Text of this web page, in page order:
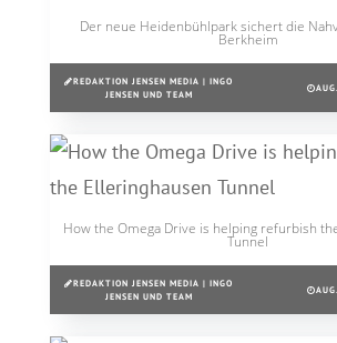
Der neue Heidenbühlpark sichert die
Berkheim
REDAKTION JENSEN MEDIA | INGO
JENSEN UND TEAM
How the Omega Drive is helping refurbish
Tunnel
REDAKTION JENSEN MEDIA | INGO
JENSEN UND TEAM